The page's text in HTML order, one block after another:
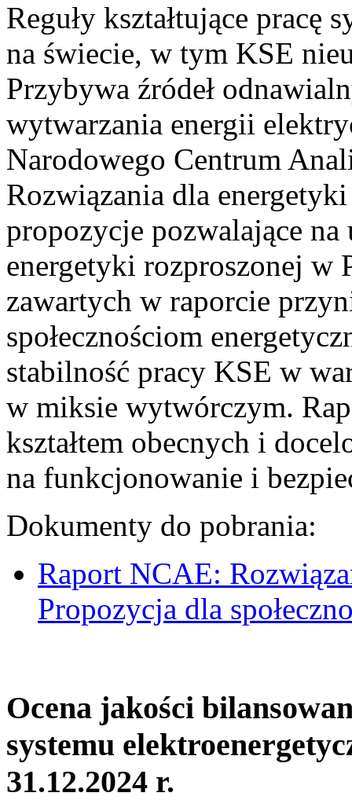
Reguły kształtujące pracę
na świecie, w tym KSE
Przybywa źródeł
wytwarzania energii
Narodowego Centrum
Rozwiązania dla
propozycje pozwalające
energetyki rozproszonej w
zawartych w raporcie
społecznościom
stabilność pracy KSE w
w miksie wytwórczym.
kształtem obecnych i
na funkcjonowanie i
Dokumenty do pobrania:
Raport NCAE:
Propozycja dla
Ocena jakości
systemu
31.12.2024 r.